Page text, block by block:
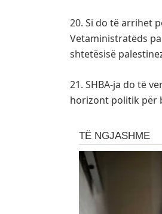
20. Si do të arrihet
Vetaministratëds
shtetësisë
21. SHBA-ja do të
horizont politik për